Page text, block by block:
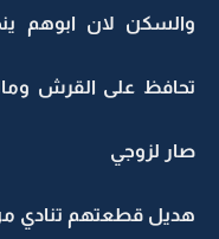
والسكن لان ابوهم
تحافظ على القرش
صار لزوجي
هديل قطعتهم تنادي من